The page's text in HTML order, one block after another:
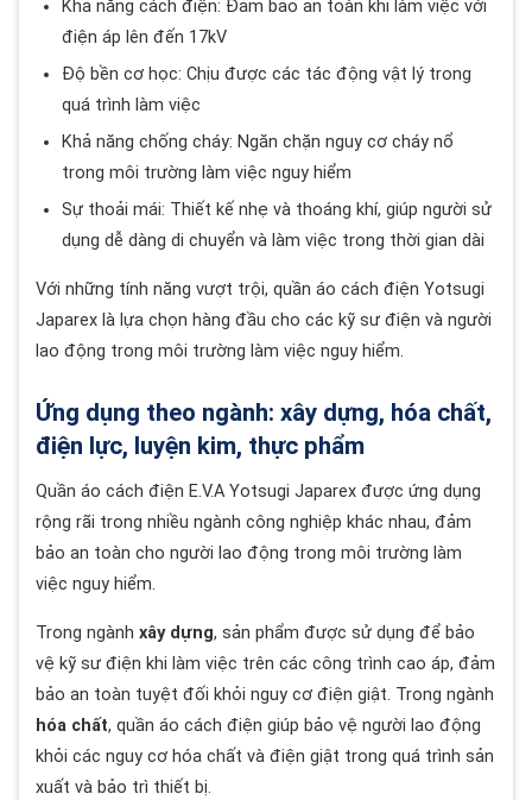
Khả năng cách điện: Đảm bảo an toàn khi làm việc với
điện áp lên đến 17kV
Độ bền cơ học: Chịu được các tác động vật lý trong
quá trình làm việc
Khả năng chống cháy: Ngăn chặn nguy cơ cháy nổ
trong môi trường làm việc nguy hiểm
Sự thoải mái: Thiết kế nhẹ và thoáng khí, giúp người sử
dụng dễ dàng di chuyển và làm việc trong thời gian dài
Với những tính năng vượt trội, quần áo cách điện Yotsugi
Japarex là lựa chọn hàng đầu cho các kỹ sư điện và người
lao động trong môi trường làm việc nguy hiểm.
Ứng dụng theo ngành: xây dựng, hóa chất,
điện lực, luyện kim, thực phẩm
Quần áo cách điện E.V.A Yotsugi Japarex được ứng dụng
rộng rãi trong nhiều ngành công nghiệp khác nhau, đảm
bảo an toàn cho người lao động trong môi trường làm
việc nguy hiểm.
Trong ngành xây dựng, sản phẩm được sử dụng để bảo
vệ kỹ sư điện khi làm việc trên các công trình cao áp, đảm
bảo an toàn tuyệt đối khỏi nguy cơ điện giật. Trong ngành
hóa chất, quần áo cách điện giúp bảo vệ người lao động
khỏi các nguy cơ hóa chất và điện giật trong quá trình sản
xuất và bảo trì thiết bị.